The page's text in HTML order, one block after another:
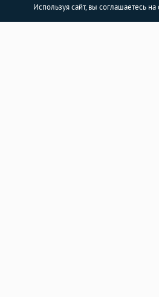
Используя сайт, вы соглашаетесь